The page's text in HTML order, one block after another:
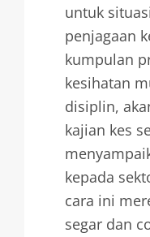
untuk
penjagaan
kumpulan
kesihatan
disiplin,
kajian kes
kepada
cara ini
segar dan